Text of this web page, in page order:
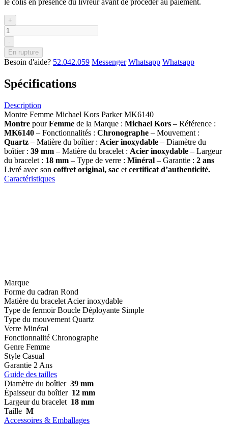
+
-
En rupture
Besoin d'aide? 52.042.059 Messenger Whatsapp Whatsapp
Spécifications
Description
Montre Femme Michael Kors Parker MK6140
Montre pourFemme de la Marque : Michael Kors – Référence :
MK6140 – Fonctionnalités : Chronographe – Mouvement :
Quartz – Matière du boîtier : Acier inoxydable – Diamètre du
boîtier : 39 mm – Matière du bracelet : Acier inoxydable – Largeur
du bracelet : 18 mm – Type de verre : Minéral – Garantie : 2 ans
Livré avec son coffret original, sac et certificat d’authenticité.
Caractéristiques
Marque
Forme du cadran Rond
Matière du bracelet Acier inoxydable
Type de fermoir Boucle Déployante Simple
Type du mouvement Quartz
Verre Minéral
Fonctionnalité Chronographe
Genre Femme
Style Casual
Garantie 2 Ans
Guide des tailles
Diamètre du boîtier 39 mm
Épaisseur du boîtier 12 mm
Largeur du bracelet 18 mm
Taille M
Accessoires & Emballages